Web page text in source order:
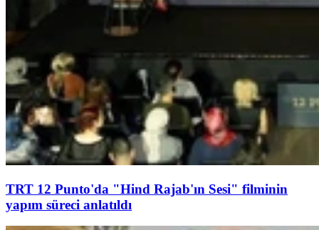
TRT 12 Punto'da "Hind Rajab'ın Sesi" filminin
yapım süreci anlatıldı